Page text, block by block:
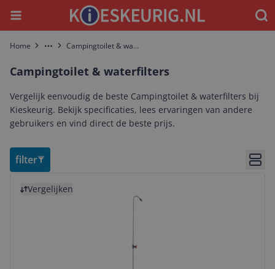
Menu
Home More Campingtoilet & waterfilters
Campingtoilet & waterfilters
Vergelijk eenvoudig de beste Campingtoilet & waterfilters bij
Kieskeurig. Bekijk specificaties, lees ervaringen van andere
gebruikers en vind direct de beste prijs.
filter
Vergelijken